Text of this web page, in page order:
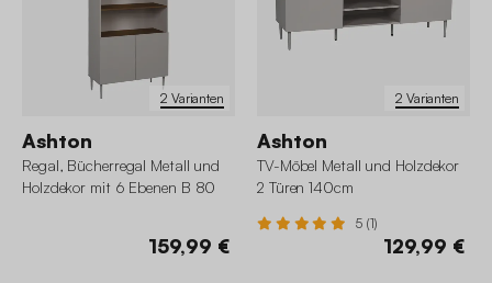
2 Varianten
Ashton
Regal, Bücherregal Metall und
Holzdekor mit 6 Ebenen B 80
159,99 €
2 Varianten
Ashton
TV-Möbel Metall und Holzdekor
2 Türen 140cm
5 (1)
129,99 €